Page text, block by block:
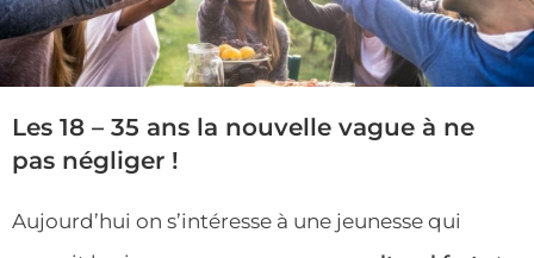
Les 18 – 35 ans la nouvelle vague à ne
pas négliger !
Aujourd’hui on s’intéresse à une jeunesse qui